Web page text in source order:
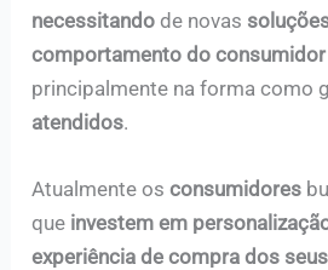
necessitando de novas
comportamento do consumidor
principalmente na forma como
atendidos.
Atualmente osconsumidores
que investem em
experiência de compra dos